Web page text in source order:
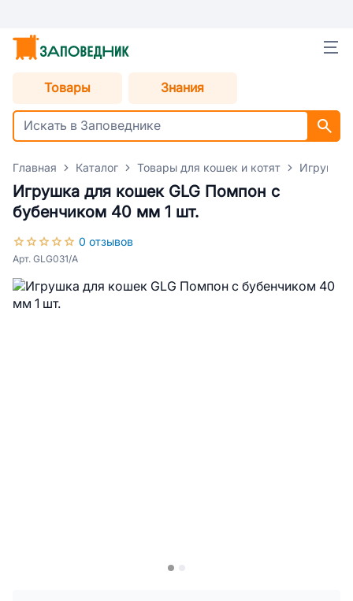
Товары Знания
Главная Каталог Товары для кошек и котят Игрушки
Игрушка для кошек GLG Помпон с
бубенчиком 40 мм 1 шт.
0 отзывов
Арт. GLG031/A